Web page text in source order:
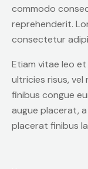
commodo
reprehenderit.
consectetur
Etiam vitae leo
ultricies risus,
finibus congue
augue placerat,
placerat finibus